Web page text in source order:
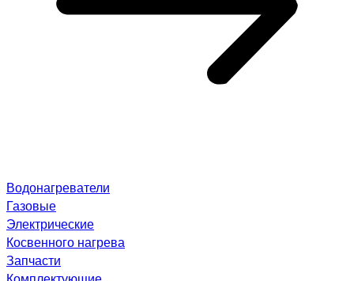
Водонагреватели
Газовые
Электрические
Косвенного нагрева
Запчасти